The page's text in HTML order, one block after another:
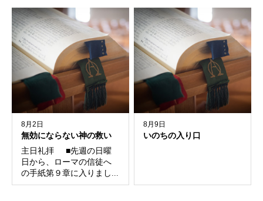
8月2日
無効にならない神の救い
主日礼拝 ■先週の日曜
日から、ローマの信徒へ
の手紙第９章に入りまし...
8月9日
いのちの入り口